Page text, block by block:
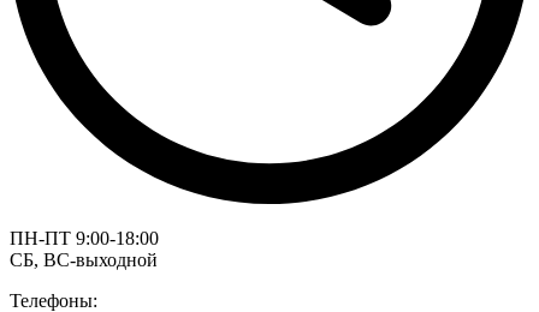
ПН-ПТ 9:00-18:00
СБ, ВС-выходной
Телефоны: